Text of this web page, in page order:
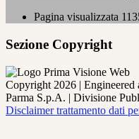
Pagina visualizzata
Sezione Copyright
Copyright 2026 |
Parma S.p.A. | Divisione
Disclaimer trattamento dati